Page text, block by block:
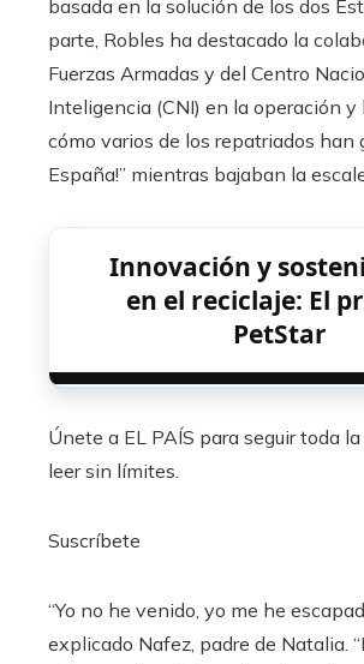
basada en la solución de los dos
parte, Robles ha destacado la
Fuerzas Armadas y del Centro
Inteligencia (CNI) en la operación y
cómo varios de los repatriados han
España!” mientras bajaban la
Innovación y
en el reciclaje: El
PetStar
Únete a EL PAÍS para seguir toda
leer sin límites.
Suscríbete
“Yo no he venido, yo me he
explicado Nafez, padre de Natalia.